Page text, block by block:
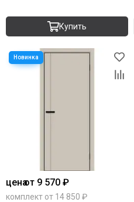
Купить
ценаот 9 570 ₽
комплект от 14 850 ₽